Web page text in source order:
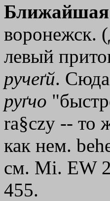
Ближайшая
воронежск.
левый
ручеґй. Сюда
руґчо
ra§czy -- то
как нем.
см. Мi. ЕW
455.